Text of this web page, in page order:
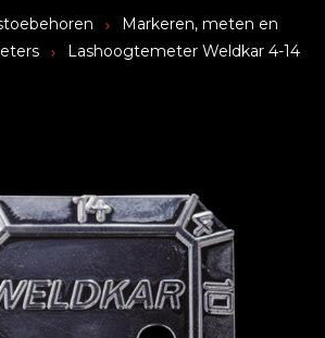
Markeren, meten en
Lashoogtemeter Weldkar 4-14